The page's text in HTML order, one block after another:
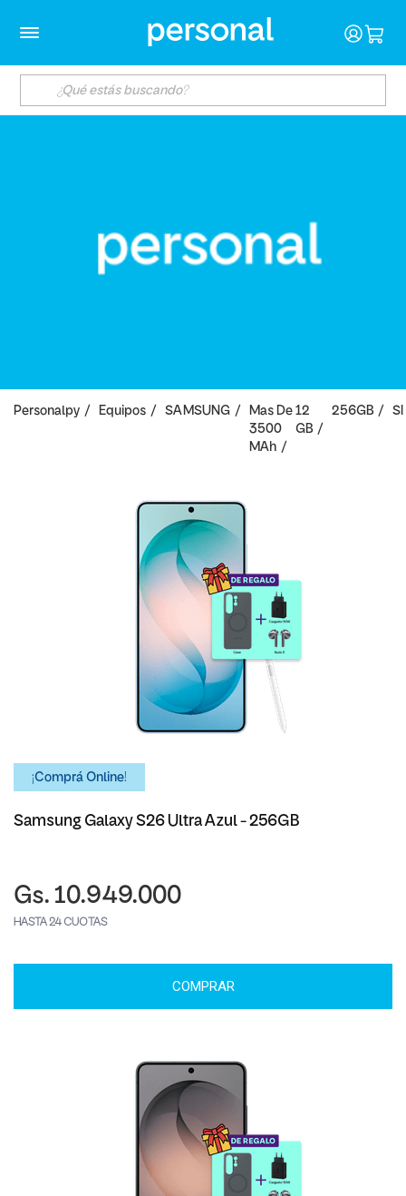
Personalpy Equipos SAMSUNG
Mas De
3500
MAh
12
GB
256GB SI
¡Comprá Online!
Samsung Galaxy S26 Ultra Azul - 256GB
Gs. 10.949.000
HASTA 24 CUOTAS
COMPRAR